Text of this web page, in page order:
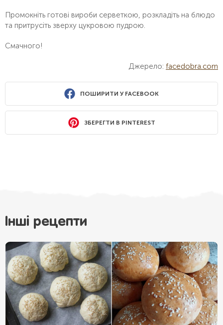
Промокніть готові вироби серветкою, розкладіть на блюдо
та притрусіть зверху цукровою пудрою.
Смачного!
Джерело: facedobra.com
ПОШИРИТИ У FACEBOOK
ЗБЕРЕГТИ В PINTEREST
Інші рецепти